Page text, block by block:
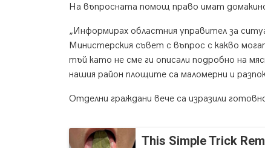
На въпросната помощ право имат
„Информирах областния управител за
Министерския съвет с въпрос с какво
тъй като не сме ги описали подробно на
нашия район площите са маломерни и
Отделни граждани вече са изразили
This Simple Trick